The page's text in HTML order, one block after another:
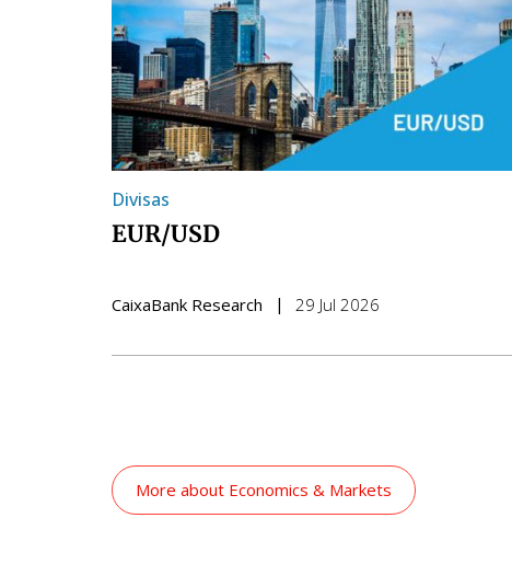
Divisas
EUR/USD
CaixaBank Research 29 Jul 2026
More about Economics & Markets